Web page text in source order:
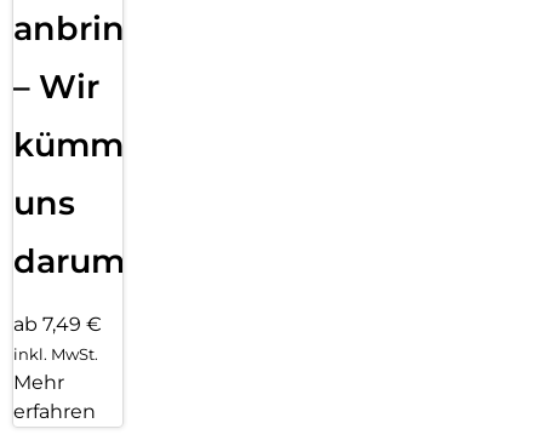
anbringen
– Wir
kümmern
uns
darum!
ab 7,49 €
inkl. MwSt.
Mehr
erfahren